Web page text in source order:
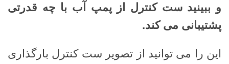
و ببینید ست کنترل از پمپ آب با چه قدرتی
پشتیبانی می کند.
این را می توانید از تصویر ست کنترل بارگذاری